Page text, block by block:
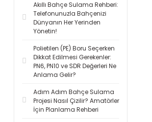
Akıllı Bahçe Sulama Rehberi:
Telefonunuzla Bahçenizi
Dünyanın Her Yerinden
Yönetin!
Polietilen (PE) Boru Seçerken
Dikkat Edilmesi Gerekenler:
PN6, PN10 ve SDR Değerleri Ne
Anlama Gelir?
Adım Adım Bahçe Sulama
Projesi Nasıl Çizilir? Amatörler
İçin Planlama Rehberi